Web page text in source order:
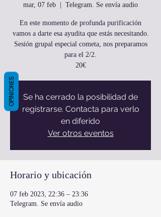
mar, 07 feb
  |
Telegram. Se envía audio
En este momento de profunda purificación
vamos a darte esa ayudita que estás necesitando.
Sesión grupal especial cometa, nos preparamos
para el 2/2.
20€
Se ha cerrado la posibilidad de
registrarse. Contacta para verlo
en diferido
Ver otros eventos
Horario y ubicación
07 feb 2023, 22:36 – 23:36
Telegram. Se envía audio
OPINIONES